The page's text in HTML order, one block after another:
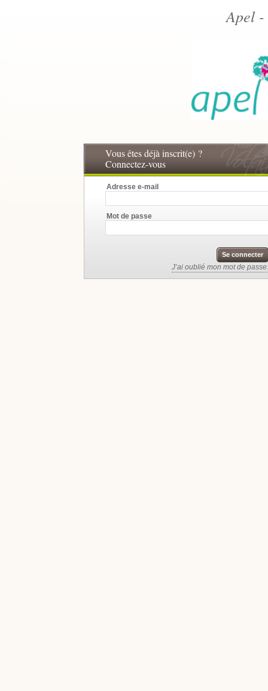
Apel
Vous êtes déjà inscrit(e) ?
Connectez-vous
Adresse e-mail
Mot de passe
Se connecter
J’ai oublié mon mot de passe.